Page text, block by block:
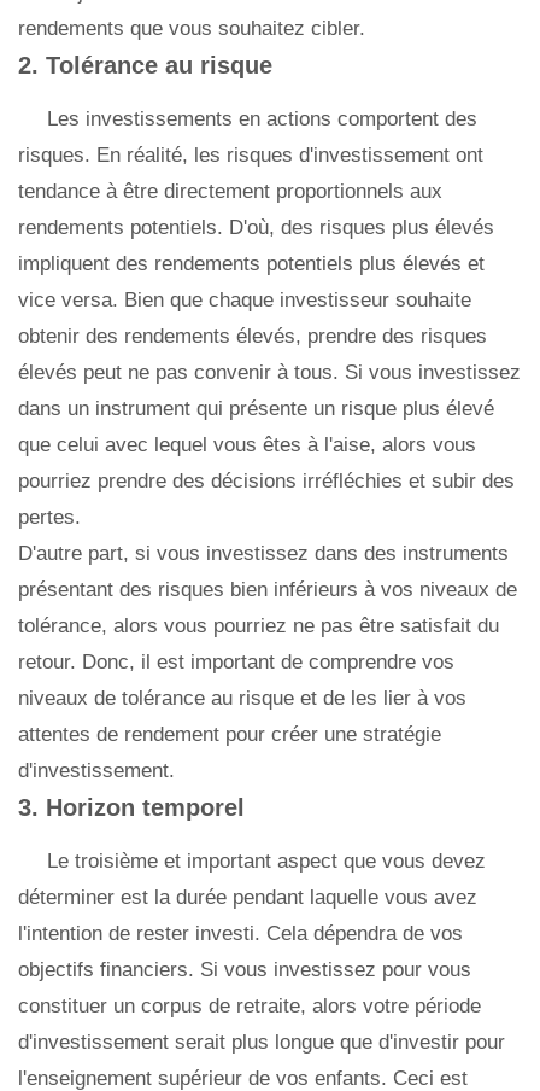
rendements que vous souhaitez cibler.
2. Tolérance au risque
Les investissements en actions comportent des
risques. En réalité, les risques d'investissement ont
tendance à être directement proportionnels aux
rendements potentiels. D'où, des risques plus élevés
impliquent des rendements potentiels plus élevés et
vice versa. Bien que chaque investisseur souhaite
obtenir des rendements élevés, prendre des risques
élevés peut ne pas convenir à tous. Si vous investissez
dans un instrument qui présente un risque plus élevé
que celui avec lequel vous êtes à l'aise, alors vous
pourriez prendre des décisions irréfléchies et subir des
pertes.
D'autre part, si vous investissez dans des instruments
présentant des risques bien inférieurs à vos niveaux de
tolérance, alors vous pourriez ne pas être satisfait du
retour. Donc, il est important de comprendre vos
niveaux de tolérance au risque et de les lier à vos
attentes de rendement pour créer une stratégie
d'investissement.
3. Horizon temporel
Le troisième et important aspect que vous devez
déterminer est la durée pendant laquelle vous avez
l'intention de rester investi. Cela dépendra de vos
objectifs financiers. Si vous investissez pour vous
constituer un corpus de retraite, alors votre période
d'investissement serait plus longue que d'investir pour
l'enseignement supérieur de vos enfants. Ceci est